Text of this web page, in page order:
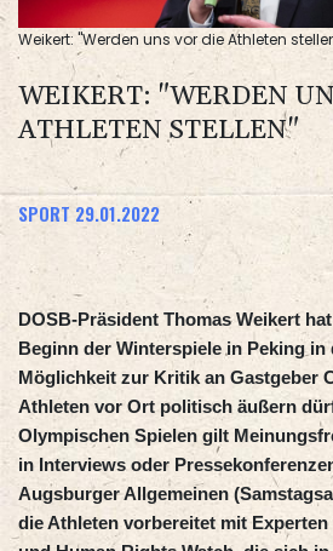
Weikert: "Werden uns vor die Athleten
WEIKERT: "WERDEN
ATHLETEN STELLEN"
SPORT 29.01.2022
DOSB-Präsident Thomas Weikert
Beginn der Winterspiele in Peking
Möglichkeit zur Kritik an Gastgeber
Athleten vor Ort politisch äußern
Olympischen Spielen gilt
in Interviews oder
Augsburger Allgemeinen
die Athleten vorbereitet mit